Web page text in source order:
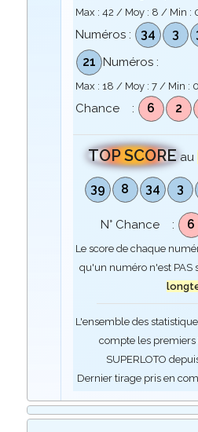
Max : 42 / Moy : 8 / Min :
Numéros : 34 3
21 Numéros :
Max : 18 / Moy : 7/ Min : 0
Chance : 6 2
TOP SCORE au
39 8 34 3
N° Chance : 6
Le score de chaque
qu'un numéro n'est PAS
L'ensemble des
compte les premiers
SUPERLOTO
Dernier tirage pris en